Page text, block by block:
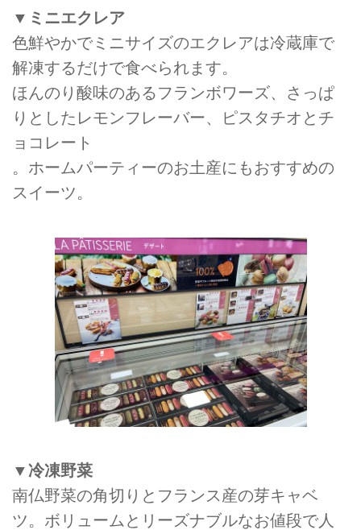
▼ミニエクレア
色鮮やかでミニサイズのエクレアは冷蔵庫で
解凍するだけで食べられます。
ほんのり酸味のあるフランボワーズ、さっぱ
りとしたレモンフレーバー、ピスタチオとチ
ョコレート
。ホームパーティーのお土産にもおすすめの
スイーツ。
▼冷凍野菜
南仏野菜の角切りとフランス産の芽キャベ
ツ。ボリュームとリーズナブルなお値段で人